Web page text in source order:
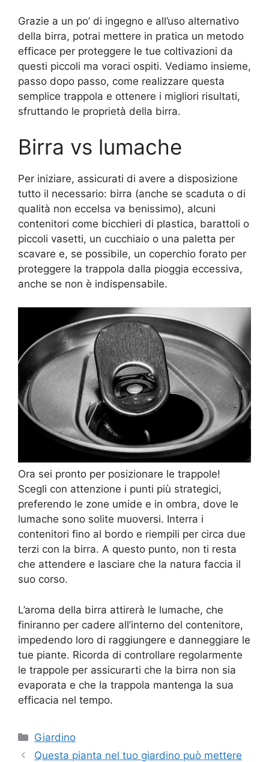
Grazie a un po’ di ingegno e all’uso alternativo
della birra, potrai mettere in pratica un metodo
efficace per proteggere le tue coltivazioni da
questi piccoli ma voraci ospiti. Vediamo insieme,
passo dopo passo, come realizzare questa
semplice trappola e ottenere i migliori risultati,
sfruttando le proprietà della birra.
Birra vs lumache
Per iniziare, assicurati di avere a disposizione
tutto il necessario: birra (anche se scaduta o di
qualità non eccelsa va benissimo), alcuni
contenitori come bicchieri di plastica, barattoli o
piccoli vasetti, un cucchiaio o una paletta per
scavare e, se possibile, un coperchio forato per
proteggere la trappola dalla pioggia eccessiva,
anche se non è indispensabile.
Ora sei pronto per posizionare le trappole!
Scegli con attenzione i punti più strategici,
preferendo le zone umide e in ombra, dove le
lumache sono solite muoversi. Interra i
contenitori fino al bordo e riempili per circa due
terzi con la birra. A questo punto, non ti resta
che attendere e lasciare che la natura faccia il
suo corso.
L’aroma della birra attirerà le lumache, che
finiranno per cadere all’interno del contenitore,
impedendo loro di raggiungere e danneggiare le
tue piante. Ricorda di controllare regolarmente
le trappole per assicurarti che la birra non sia
evaporata e che la trappola mantenga la sua
efficacia nel tempo.
Categorie
Giardino
Questa pianta nel tuo giardino può mettere